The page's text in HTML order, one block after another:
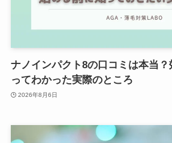
ナノインパクト8の口コミは本当
ってわかった実際のところ
2026年8月6日